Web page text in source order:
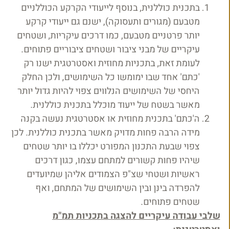
בתכנית כוללנית, בנוסף לייעודי הקרקע הכוללניים
מטבעם (מגורים ותעסוקה), ישנם גם ייעודי קרקע
יותר פרטניים מטבעם, כמו דרכים עיקריות, ושטחים
עיקריים של מבני ציבור ושטחים ציבוריים פתוחים.
לעומת זאת, בתכניות מחוזית ואסטרטגית ישנו רק
'כתם' אחד שבו ימומשו כל השימושים, ולכן החלק
היחסי של השימושים הנלווים צפוי להיות גדול יותר
מאשר בשטח של ייעוד מוכלל בתכנית כוללנית.
ה'כתם' בתכנית מחוזית או אסטרטגית נעשה בקנה
מידה הרבה פחות מדויק מאשר בתכנית כוללנית. לכן
צפוי שבעת התכנון המפורט יכללו בו יותר שטחים
שיהיו פחות קשורים למתחם עצמו, כגון דרכים
ראשיות ושטחי שצ"פ הצמודים אליהן שמיועדים
להפרדה בינן ובין השימושים של המתחם, ואף
שטחים פתוחים.
שלבי עבודה עיקריים להצגה בתכניות תמ"מ